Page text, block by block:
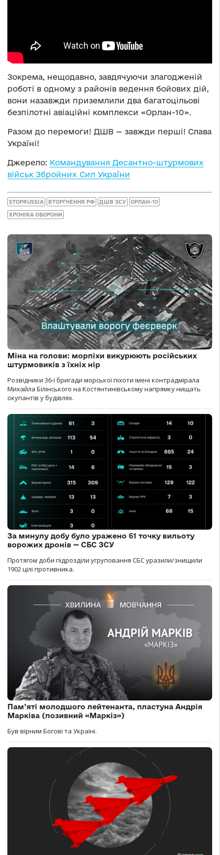
Зокрема, нещодавно, завдячуючи злагодженій
роботі в одному з районів ведення бойових дій,
вони назавжди приземлили два багатоцільові
безпілотні авіаційні комплекси «Орлан-10».
Разом до перемоги! ДШВ — завжди перші! Слава
Україні!
Джерело: Командування Десантно-штурмових
військ Збройних Сил України
STOPRUSSIA ВТОРГНЕННЯ РФ ДШВ ЗСУ ОРЛАН-10
ХРОНІКА ОБОРОНИ
Міна на голови: морпіхи викурюють російських
штурмовиків з їхніх нір
Розвідники 36-ї бригади морської піхоти імені контрадмірала
Михайла Білінського на Костянтинівському напрямку нищать
окупантів у будівлях.
За минулу добу було уражено 61 точку вильоту
ворожих дронів — СБС ЗСУ
Протягом доби підрозділи угруповання СБС уразили/знищили
1902 цілі противника.
Пам’яті молодшого лейтенанта, пластуна Андрія
Марківа (позивний «Маркіз»)
Був вірним Богові та Україні.